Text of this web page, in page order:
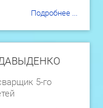
Подробнее ...
5-го